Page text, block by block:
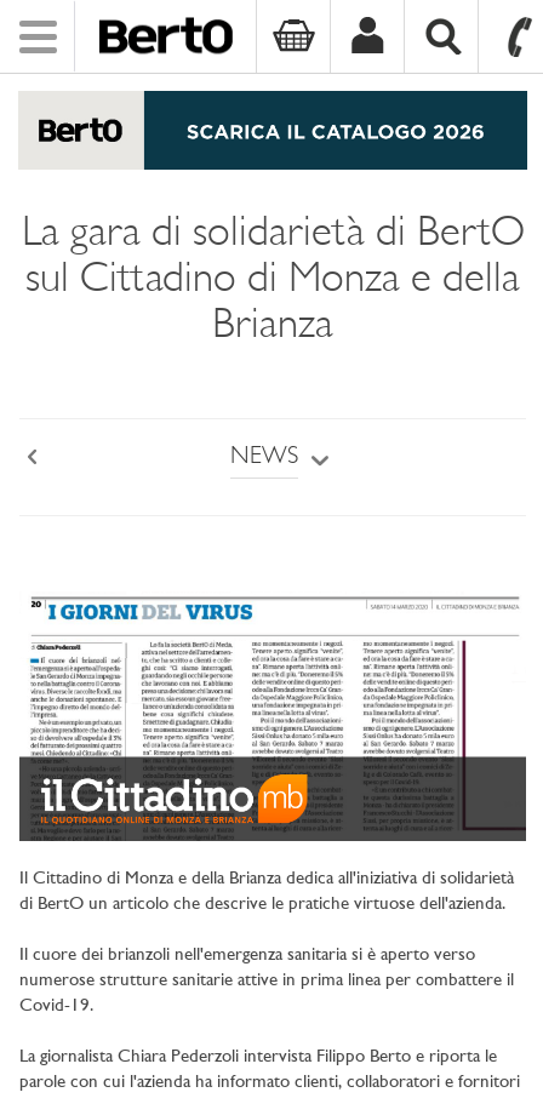
Toggle
navigation
La gara di solidarietà di BertO
sul Cittadino di Monza e della
Brianza
NEWS
Il Cittadino di Monza e della Brianza dedica all'iniziativa di solidarietà
di BertO un articolo che descrive le pratiche virtuose dell'azienda.
Il cuore dei brianzoli nell'emergenza sanitaria si è aperto verso
numerose strutture sanitarie attive in prima linea per combattere il
Covid-19.
La giornalista Chiara Pederzoli intervista Filippo Berto e riporta le
parole con cui l'azienda ha informato clienti, collaboratori e fornitori